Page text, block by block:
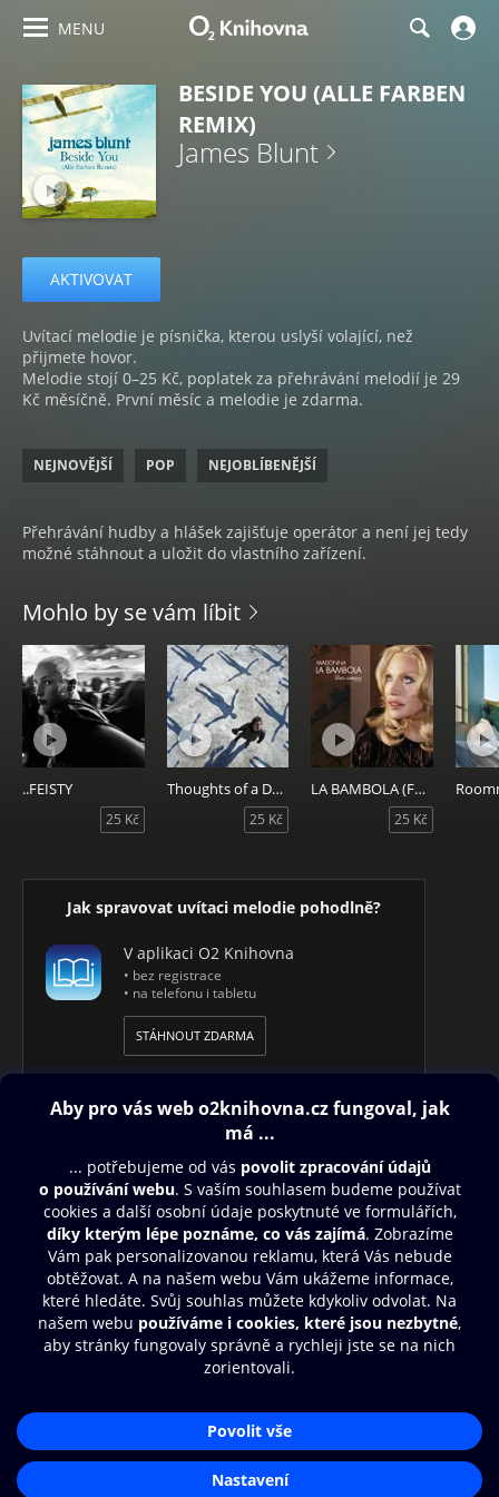
MENU
BESIDE YOU (ALLE FARBEN
REMIX)
James Blunt
AKTIVOVAT
Uvítací melodie je písnička, kterou uslyší volající, než
přijmete hovor.
Melodie stojí 0–25 Kč, poplatek za přehrávání melodií je 29
Kč měsíčně. První měsíc a melodie je zdarma.
NEJNOVĚJŠÍ POP NEJOBLÍBENĚJŠÍ
Přehrávání hudby a hlášek zajišťuje operátor a není jej tedy
možné stáhnout a uložit do vlastního zařízení.
Mohlo by se vám líbit
..FEISTY
25 Kč
Thoughts of a Dying Atheist
25 Kč
LA BAMBOLA (FOR DOLCE & GABBANA - the one)
25 Kč
Jak spravovat uvítaci melodie pohodlně?
V aplikaci O2 Knihovna
• bez registrace
• na telefonu i tabletu
STÁHNOUT ZDARMA
Obsah ke stažení
Moje O2 Knihovna
Další zábava
© O2 Czech Republic a.s.
Zásady zpracování osobních údajůAplikace O2 Knihovna
Čti a poslouchej své e-knihy a